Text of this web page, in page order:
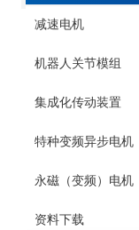
减速电机
机器人关节模组
集成化传动装置
特种变频异步电机
永磁（变频）电机
资料下载